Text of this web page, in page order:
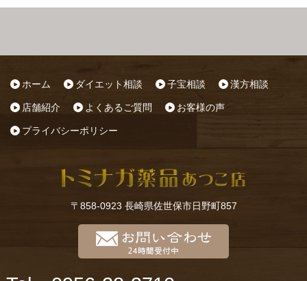
ホーム ダイエット相談 子宝相談 漢方相談
店舗紹介 よくあるご質問 お客様の声
プライバシーポリシー
〒858-0923 長崎県佐世保市日野町857